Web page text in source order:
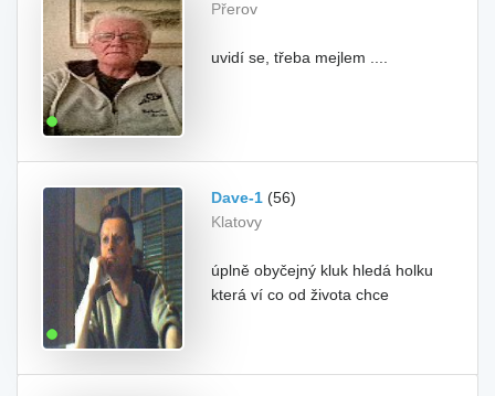
Přerov
uvidí se, třeba mejlem ....
Dave-1 (56)
Klatovy
úplně obyčejný kluk hledá holku
která ví co od života chce